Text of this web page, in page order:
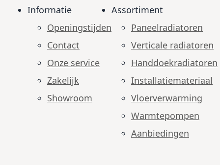
Informatie
Openingstijden
Contact
Onze service
Zakelijk
Showroom
Assortiment
Paneelradiatoren
Verticale radiatoren
Handdoekradiatoren
Installatiemateriaal
Vloerverwarming
Warmtepompen
Aanbiedingen